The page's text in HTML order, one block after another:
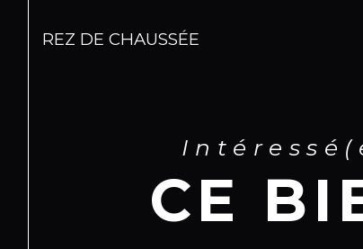
REZ DE CHAUSSÉE
CE